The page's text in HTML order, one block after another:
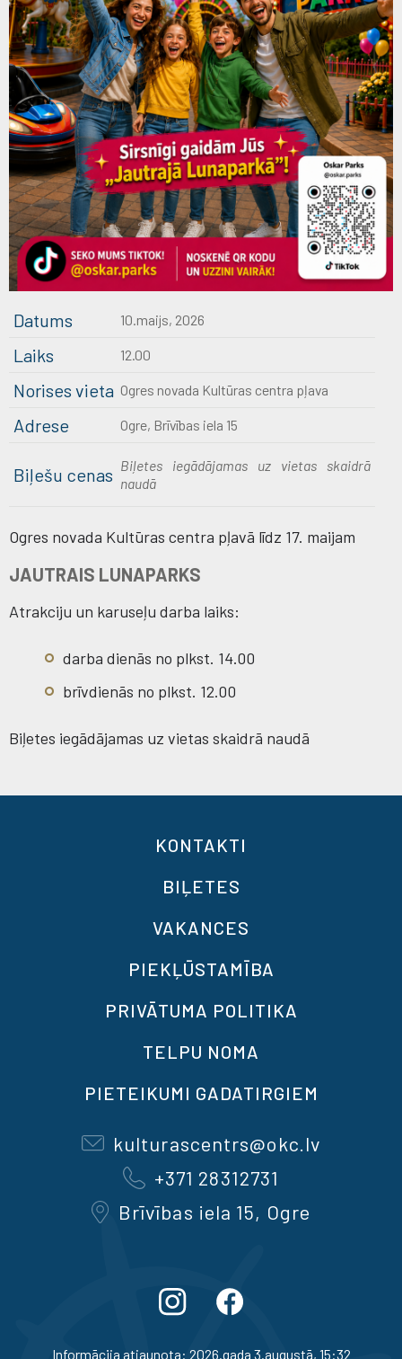
Datums 10.maijs, 2026
Laiks 12.00
Norises vieta Ogres novada Kultūras centra pļava
Adrese Ogre, Brīvības iela 15
Biļešu cenas Biļetes iegādājamas uz vietas skaidrā
naudā
Ogres novada Kultūras centra pļavā līdz 17. maijam
JAUTRAIS LUNAPARKS
Atrakciju un karuseļu darba laiks:
darba dienās no plkst. 14.00
brīvdienās no plkst. 12.00
Biļetes iegādājamas uz vietas skaidrā naudā
KONTAKTI
BIĻETES
VAKANCES
PIEKĻŪSTAMĪBA
PRIVĀTUMA POLITIKA
TELPU NOMA
PIETEIKUMI GADATIRGIEM
kulturascentrs@okc.lv
+371 28312731
Brīvības iela 15, Ogre
Informācija atjaunota: 2026.gada 3.augustā, 15:32